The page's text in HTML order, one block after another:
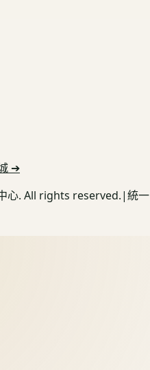
➔
心. All rights reserved.|統一